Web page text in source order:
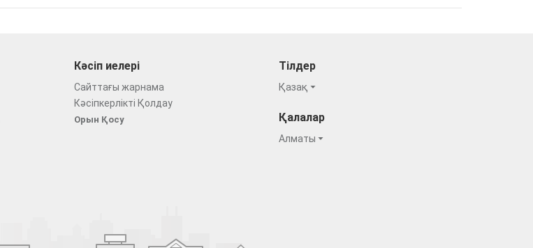
Кәсіп иелері
Сайттағы жарнама
Кәсіпкерлікті Қолдау
Орын Қосу
Тілдер
Қазақ
Қалалар
Алматы